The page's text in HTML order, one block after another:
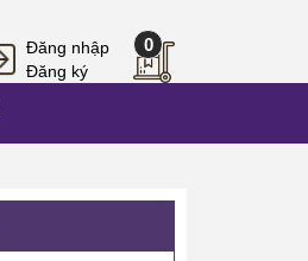
Đăng nhập
Đăng ký
0